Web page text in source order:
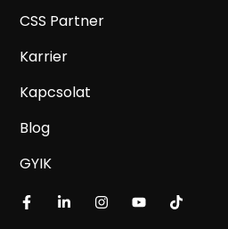
CSS Partner
Karrier
Kapcsolat
Blog
GYIK